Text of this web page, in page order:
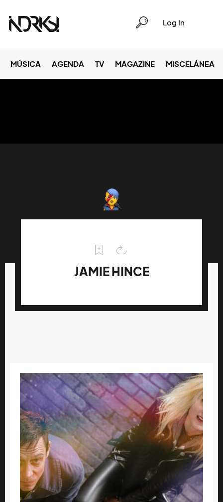
Log In
MÚSICA AGENDA TV MAGAZINE MISCELÁNEA
JAMIE HINCE